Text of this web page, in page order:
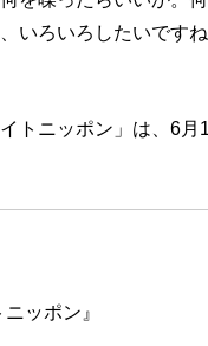
いろいろしたいです
トニッポン」は、6
ッポン』